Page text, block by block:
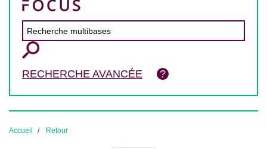
RECHERCHE AVANCÉE
Accueil Retour